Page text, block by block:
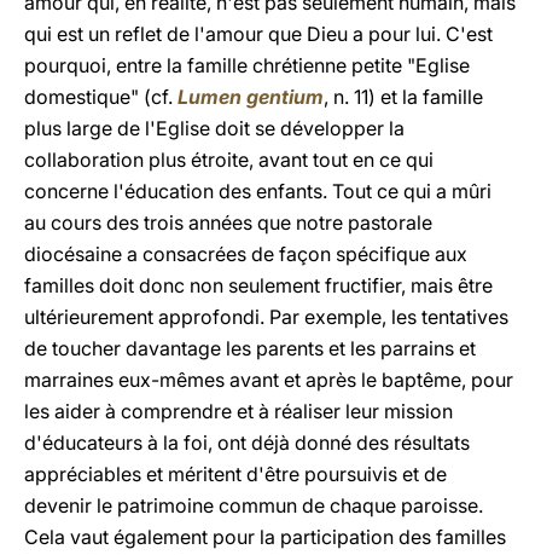
qui est un reflet de l'amour que Dieu a pour lui. C'est
pourquoi, entre la famille chrétienne petite "Eglise
domestique" (cf. Lumen gentium, n. 11) et la famille
plus large de l'Eglise doit se développer la
collaboration plus étroite, avant tout en ce qui
concerne l'éducation des enfants. Tout ce qui a mûri
au cours des trois années que notre pastorale
diocésaine a consacrées de façon spécifique aux
familles doit donc non seulement fructifier, mais être
ultérieurement approfondi. Par exemple, les tentatives
de toucher davantage les parents et les parrains et
marraines eux-mêmes avant et après le baptême, pour
les aider à comprendre et à réaliser leur mission
d'éducateurs à la foi, ont déjà donné des résultats
appréciables et méritent d'être poursuivis et de
devenir le patrimoine commun de chaque paroisse.
Cela vaut également pour la participation des familles